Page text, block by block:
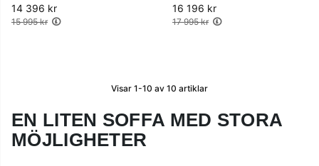
14 396 kr
Ordinarie pris:
15 995 kr
16 196 kr
Ordinarie pris:
17 995 kr
Visar 1-10 av 10 artiklar
EN LITEN SOFFA MED STORA
MÖJLIGHETER